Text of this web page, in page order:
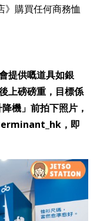
》購買任何商務恤
提供嘅道具如銀
上磅磅重，目標係
機」前拍下照片，
，即